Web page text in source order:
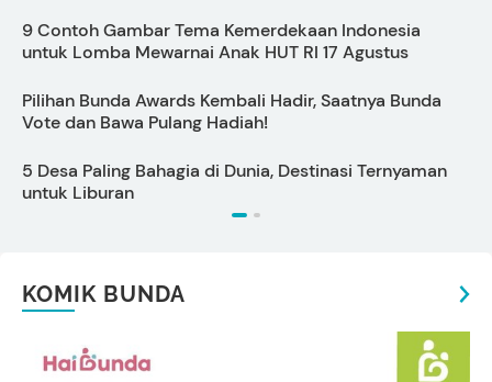
9 Contoh Gambar Tema Kemerdekaan Indonesia
untuk Lomba Mewarnai Anak HUT RI 17 Agustus
Pilihan Bunda Awards Kembali Hadir, Saatnya Bunda
Vote dan Bawa Pulang Hadiah!
5 Desa Paling Bahagia di Dunia, Destinasi Ternyaman
untuk Liburan
KOMIK BUNDA